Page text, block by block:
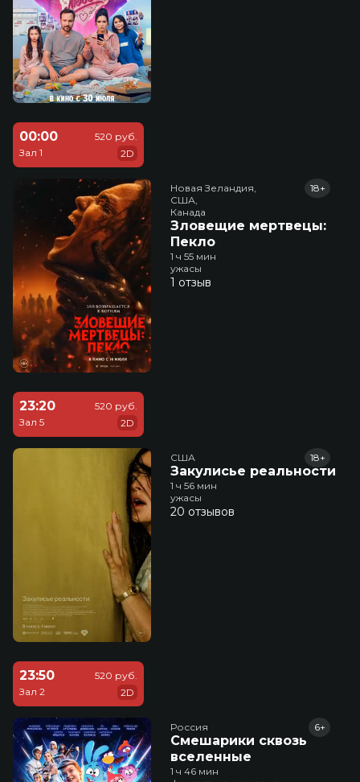
00:00
Зал 1
520 руб.
2D
Новая Зеландия,
США,
Канада
Зловещие мертвецы:
Пекло
18+
1 ч 55 мин
ужасы
1 отзыв
23:20
Зал 5
520 руб.
2D
США
Закулисье реальности
18+
1 ч 56 мин
ужасы
20 отзывов
23:50
Зал 2
520 руб.
2D
Россия
Смешарики сквозь
вселенные
6+
1 ч 46 мин